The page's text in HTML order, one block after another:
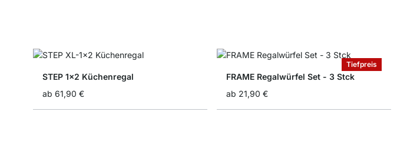
STEP 1x2 Küchenregal
ab 61,90 €
Tiefpreis
FRAME Regalwürfel Set - 3 Stck
ab 21,90 €